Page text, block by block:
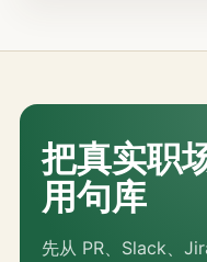
把真实职
用句库
先从 PR、Slack、